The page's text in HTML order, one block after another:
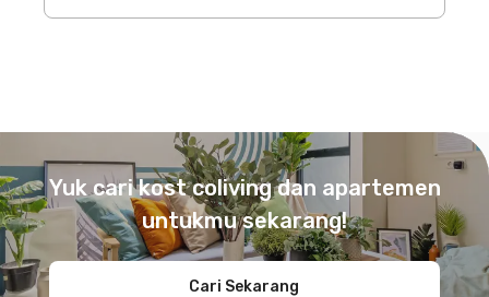
Yuk cari kost coliving dan apartemen
untukmu sekarang!
Cari Sekarang